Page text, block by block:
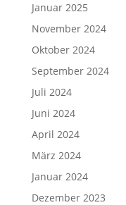
Januar 2025
November 2024
Oktober 2024
September 2024
Juli 2024
Juni 2024
April 2024
März 2024
Januar 2024
Dezember 2023